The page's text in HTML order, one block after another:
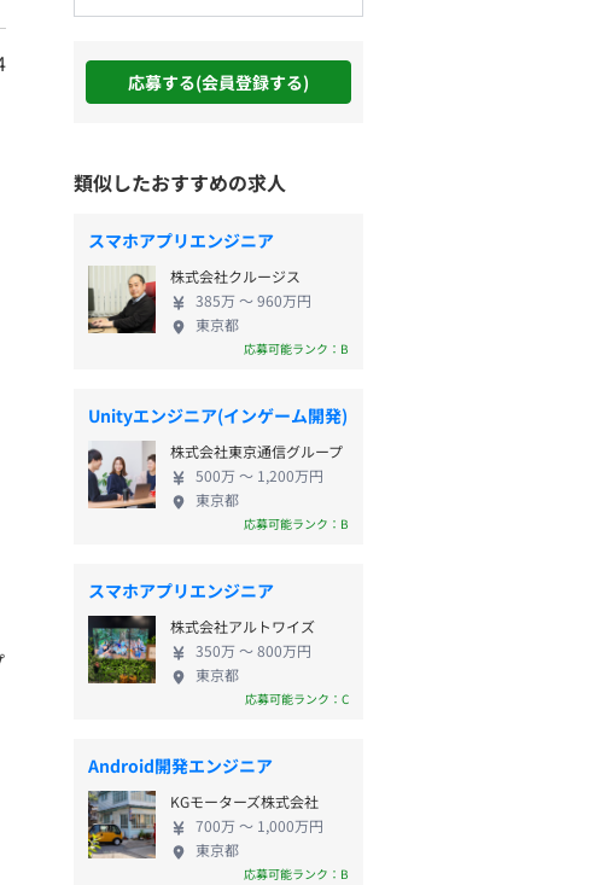
応募する(会員登録する)
類似したおすすめの求人
スマホアプリエンジニア
株式会社クルージス
385万 〜 960万円
東京都
応募可能ランク：B
Unityエンジニア(インゲーム開発)
株式会社東京通信グループ
500万 〜 1,200万円
東京都
応募可能ランク：B
スマホアプリエンジニア
株式会社アルトワイズ
350万 〜 800万円
東京都
応募可能ランク：C
Android開発エンジニア
KGモーターズ株式会社
700万 〜 1,000万円
東京都
応募可能ランク：B